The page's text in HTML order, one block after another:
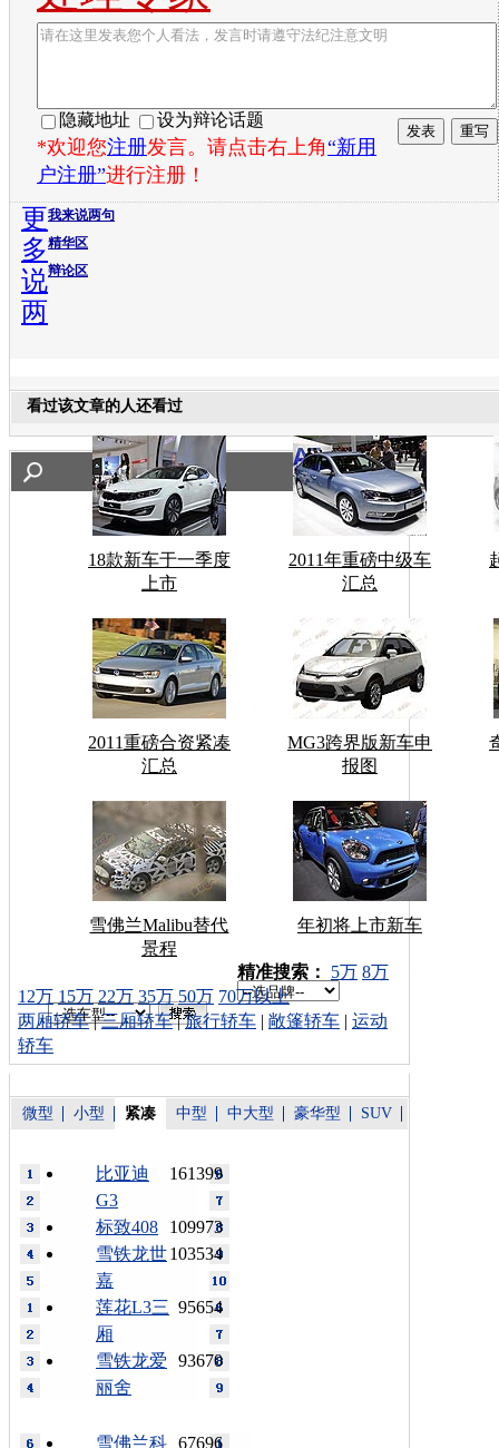
隐藏地址 设为辩论话题
*欢迎您注册发言。请点击右上角“新用
户注册”进行注册！
我来说两句
精华区
辩论区
更
多
说
两
看过该文章的人还看过
18款新车于一季度
上市
2011年重磅中级车
汇总
2011重磅合资紧凑
汇总
MG3跨界版新车申
报图
雪佛兰Malibu替代
景程
年初将上市新车
车型搜索：
精准搜索： 5万 8万
12万 15万 22万 35万 50万 70万以上
两厢轿车|三厢轿车|旅行轿车 | 敞篷轿车 | 运动
轿车
微型 小型 紧凑 中型 中大型 豪华型 SUV
161399
比亚迪
G3
109973
标致408
103534
雪铁龙世
嘉
95654
莲花L3三
厢
93670
雪铁龙爱
丽舍
67696
雪佛兰科